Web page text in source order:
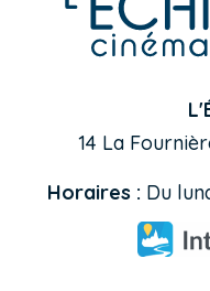
14 La
Horaires : Du